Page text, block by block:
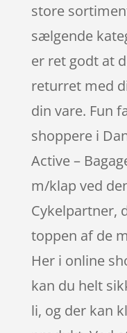
store
sælgende
er ret godt at
returret med
din vare. Fun
shoppere i
Active –
m/klap ved
Cykelpartner,
toppen af de
Her i online
kan du helt
li, og der kan